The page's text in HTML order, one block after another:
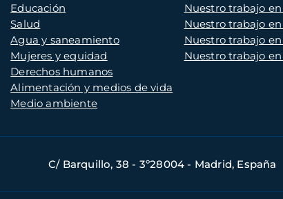
Educación
Salud
Agua y saneamiento
Mujeres y equidad
Derechos humanos
Alimentación y medios de vida
Medio ambiente
Nuestro trabajo
Nuestro trabajo
Nuestro trabajo en
Nuestro trabajo en
C/ Barquillo, 38 - 3º28004 - Madrid, España